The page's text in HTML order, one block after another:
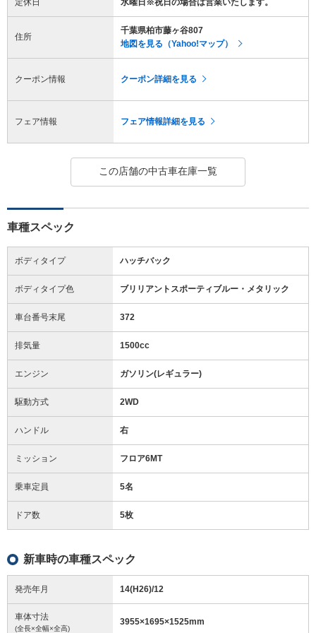
住所
千葉県柏市藤ヶ谷807
地図を見る（Yahoo!マップ）
クーポン情報 クーポン詳細を見る
フェア情報 フェア情報詳細を見る
この店舗の中古車在庫一覧
車種スペック
ボディタイプ ハッチバック
ボディタイプ色 ブリリアントスポーティブルー・メタリック
車台番号末尾 372
排気量 1500cc
エンジン ガソリン(レギュラー)
駆動方式 2WD
ハンドル 右
ミッション フロア6MT
乗車定員 5名
ドア数 5枚
新車時の車種スペック
発売年月 14(H26)/12
車体寸法
(全長×全幅×全高)
3955×1695×1525mm